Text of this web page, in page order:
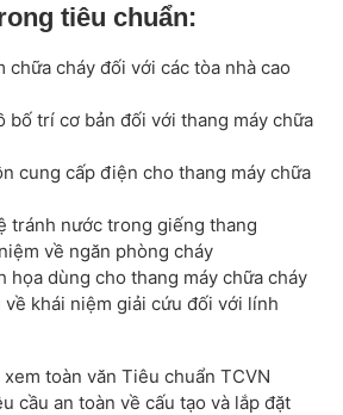
tiêu chuẩn:
chữa cháy đối với các tòa nhà cao
bố trí cơ bản đối với thang máy chữa
cung cấp điện cho thang máy chữa
tránh nước trong giếng thang
về ngăn phòng cháy
họa dùng cho thang máy chữa cháy
về khái niệm giải cứu đối với lính
toàn văn Tiêu chuẩn TCVN
cầu an toàn về cấu tạo và lắp đặt